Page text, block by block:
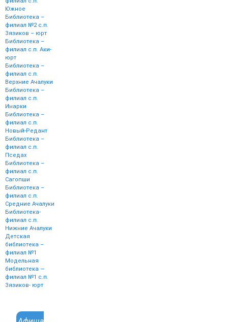
Южное
Библиотека –
филиал №2 с.п.
Зязиков – юрт
Библиотека –
филиал с.п. Аки-
юрт
Библиотека –
филиал с.п.
Верхние Ачалуки
Библиотека –
филиал с.п.
Инарки
Библиотека –
филиал с.п.
Новый-Редант
Библиотека –
филиал с.п.
Пседах
Библиотека –
филиал с.п.
Сагопши
Библиотека –
филиал с.п.
Средние Ачалуки
Библиотека-
филиал с.п.
Нижние Ачалуки
Детская
библиотека –
филиал №1
Модельная
библиотека —
филиал №1 с.п.
Зязиков- юрт